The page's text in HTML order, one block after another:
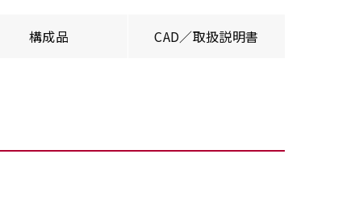
構成品 CAD／取扱説明書